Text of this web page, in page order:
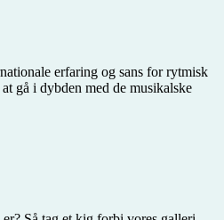
erfaring og sans for rytmisk
gå i dybden med de musikalske